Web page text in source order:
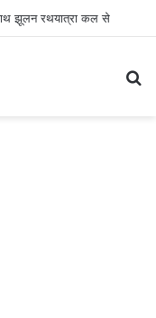
झूलन रथयात्रा कल से